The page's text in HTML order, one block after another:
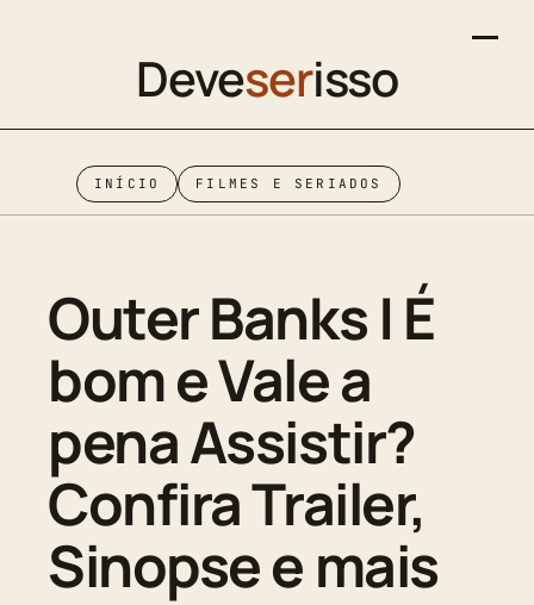
Deveserisso
INÍCIO FILMES E SERIADOS
Outer Banks | É
bom e Vale a
pena Assistir?
Confira Trailer,
Sinopse e mais